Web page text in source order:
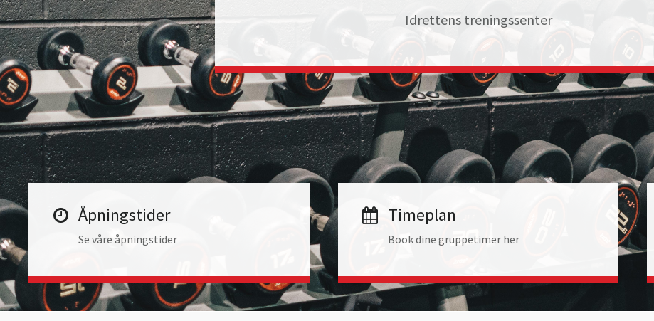
Idrettens treningssenter
Åpningstider
Se våre åpningstider
Timeplan
Book dine gruppetimer her